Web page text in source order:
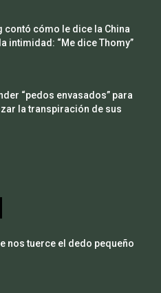
contó cómo le dice la China
intimidad: “Me dice Thomy”
“pedos envasados” para
la transpiración de sus
nos tuerce el dedo pequeño